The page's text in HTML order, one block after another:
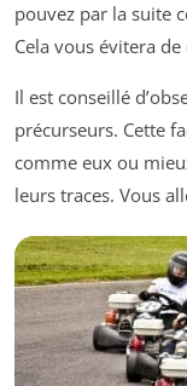
pouvez par la suite
Cela vous évitera
Il est conseillé
précurseurs. Cette
comme eux ou
leurs traces. Vous